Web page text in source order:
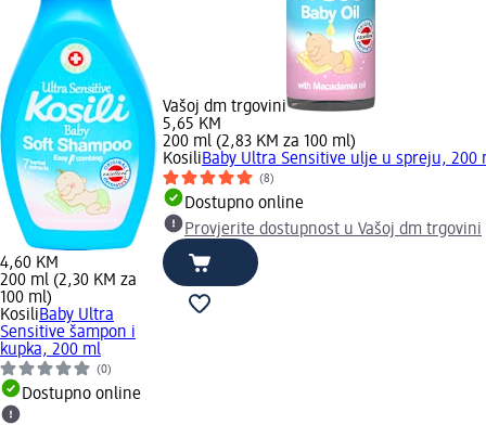
4,60 KM
200 ml (2,30 KM za
100 ml)
KosiliBaby Ultra
Sensitive šampon i
kupka, 200 ml
(0)
Dostupno online
Vašoj dm trgovini
5,65 KM
200 ml (2,83 KM za 100 ml)
KosiliBaby Ultra Sensitive ulje u spreju, 200
(8)
Dostupno online
Provjerite dostupnost u Vašoj dm trgovini